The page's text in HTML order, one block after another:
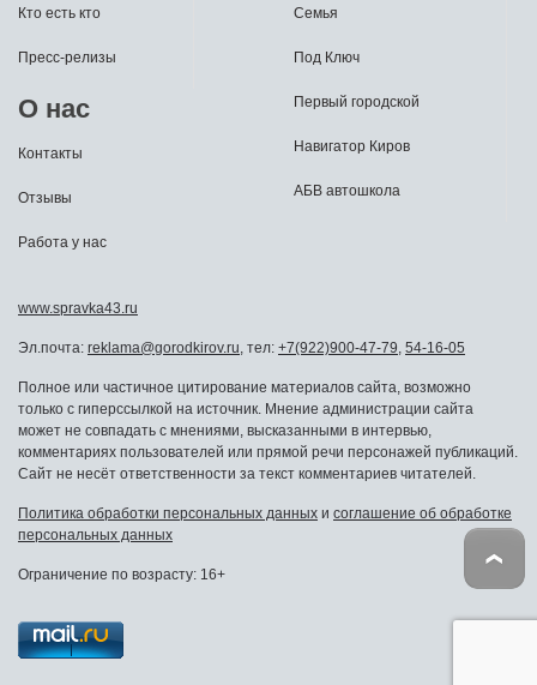
Кто есть кто
Пресс-релизы
О нас
Контакты
Отзывы
Работа у нас
Семья
Под Ключ
Первый городской
Навигатор Киров
АБВ автошкола
www.spravka43.ru
Эл.почта: reklama@gorodkirov.ru, тел: +7(922)900-47-79, 54-16-05
Полное или частичное цитирование материалов сайта, возможно
только с гиперссылкой на источник. Мнение администрации сайта
может не совпадать с мнениями, высказанными в интервью,
комментариях пользователей или прямой речи персонажей публикаций.
Сайт не несёт ответственности за текст комментариев читателей.
Политика обработки персональных данных и соглашение об обработке
персональных данных
Ограничение по возрасту: 16+